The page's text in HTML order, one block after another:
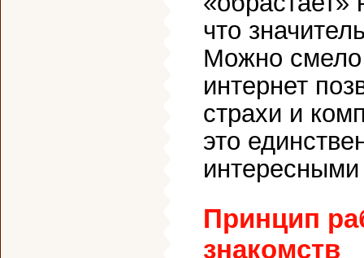
что
Можно смело
интернет
страхи и
это
Принцип
знакомств